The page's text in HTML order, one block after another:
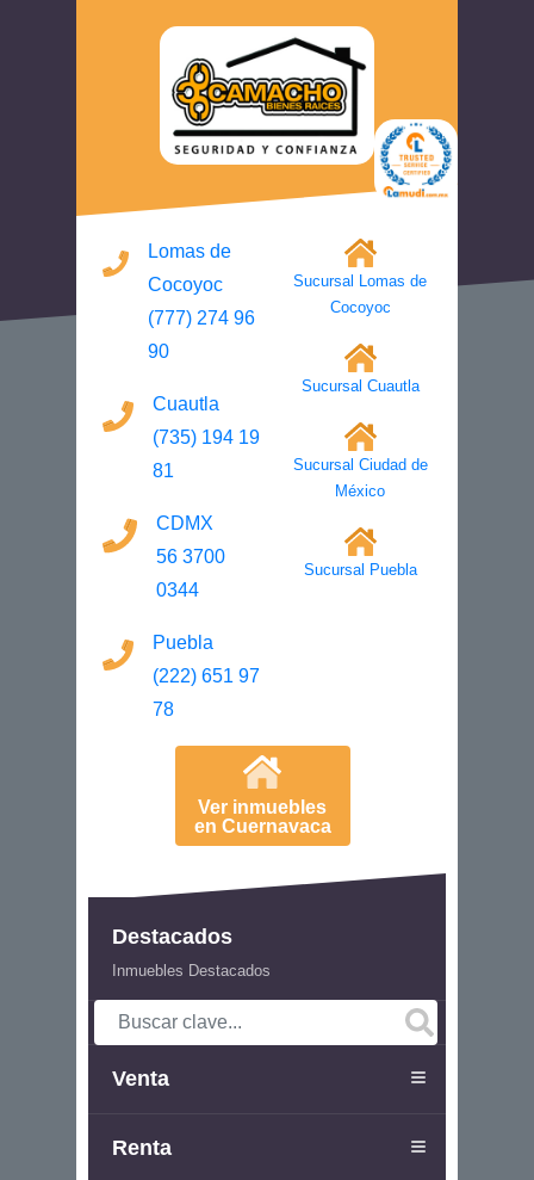
Lomas de
Cocoyoc
(777) 274 96
90
Cuautla
(735) 194 19
81
CDMX
56 3700
0344
Puebla
(222) 651 97
78
Sucursal Lomas de
Cocoyoc
Sucursal Cuautla
Sucursal Ciudad de
México
Sucursal Puebla
Ver inmuebles
en Cuernavaca
Destacados
Inmuebles Destacados
Venta
Renta